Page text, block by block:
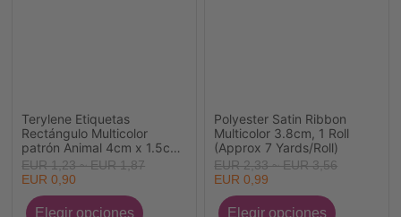
Terylene Etiquetas
Rectángulo Multicolor
patrón Animal 4cm x 1.5cm
, 100 Unidades
EUR 1,23 ~ EUR 1,87
EUR 0,90
Polyester Satin Ribbon
Multicolor 3.8cm, 1 Roll
(Approx 7 Yards/Roll)
EUR 2,33 ~ EUR 3,56
EUR 0,99